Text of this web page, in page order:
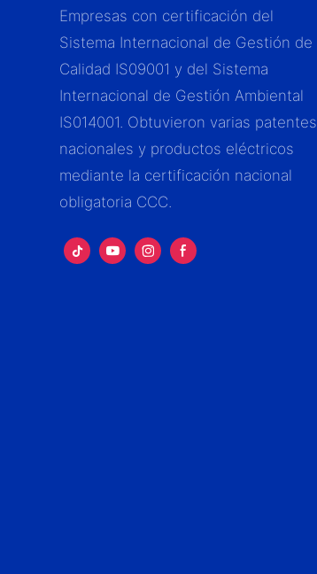
Empresas con certificación del
Sistema Internacional de Gestión de
Calidad IS09001 y del Sistema
Internacional de Gestión Ambiental
IS014001. Obtuvieron varias patentes
nacionales y productos eléctricos
mediante la certificación nacional
obligatoria CCC.